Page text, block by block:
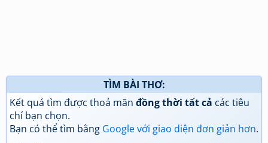
TÌM BÀI THƠ:
Kết quả tìm được thoả mãn đồng thời tất cả các tiêu
chí bạn chọn.
Bạn có thể tìm bằng Google với giao diện đơn giản hơn.